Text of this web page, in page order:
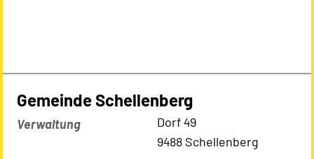
Gemeinde Schellenberg
Verwaltung
Dorf 49
9488 Schellenberg